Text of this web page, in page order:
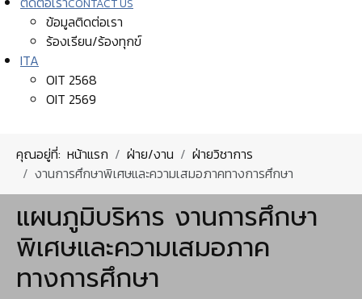
CONTACT US
ข้อมูลติดต่อเรา
ร้องเรียน/ร้องทุกข์
ITA
OIT 2568
OIT 2569
คุณอยู่ที่: หน้าแรก ฝ่าย/งาน
ฝ่ายวิชาการ
งานการศึกษาพิเศษและความเสมอภาคทางการศึกษา
แผนภูมิบริหาร งานการศึกษา
พิเศษและความเสมอภาค
ทางการศึกษา